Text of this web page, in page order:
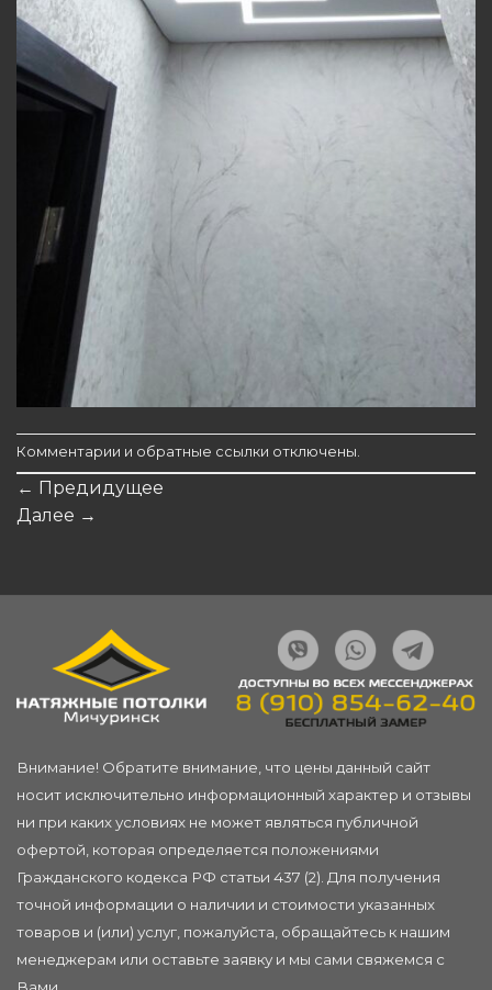
Комментарии и обратные ссылки отключены.
← Предидущее
Далее →
Внимание! Обратите внимание, что цены данный сайт
носит исключительно информационный характер и отзывы
ни при каких условиях не может являться публичной
офертой, которая определяется положениями
Гражданского кодекса РФ статьи 437 (2). Для получения
точной информации о наличии и стоимости указанных
товаров и (или) услуг, пожалуйста, обращайтесь к нашим
менеджерам или оставьте заявку и мы сами свяжемся с